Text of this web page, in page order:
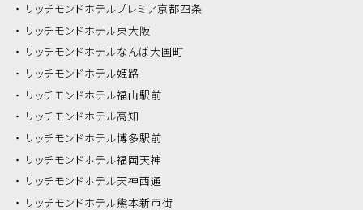
リッチモンドホテルプレミア京都四条
リッチモンドホテル東大阪
リッチモンドホテルなんば大国町
リッチモンドホテル姫路
リッチモンドホテル福山駅前
リッチモンドホテル高知
リッチモンドホテル博多駅前
リッチモンドホテル福岡天神
リッチモンドホテル天神西通
リッチモンドホテル熊本新市街